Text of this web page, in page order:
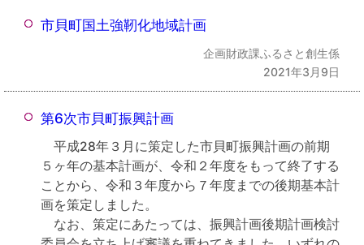
市貝町国土強靭化地域計画
企画財政課ふるさと創生係
2021年3月9日
第6次市貝町振興計画
平成28年３月に策定した市貝町振興計画の前期
５ヶ年の基本計画が、令和２年度をもって終了する
ことから、令和３年度から７年度までの後期基本計
画を策定しました。
なお、策定にあたっては、振興計画後期計画検討